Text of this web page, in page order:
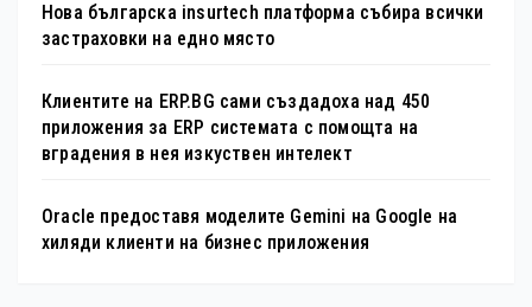
Нова българска insurtech платформа събира всички
застраховки на едно място
Клиентите на ERP.BG сами създадоха над 450
приложения за ERP системата с помощта на
вградения в нея изкуствен интелект
Oracle предоставя моделите Gemini на Google на
хиляди клиенти на бизнес приложения